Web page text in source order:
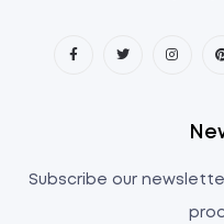
Subscribe our